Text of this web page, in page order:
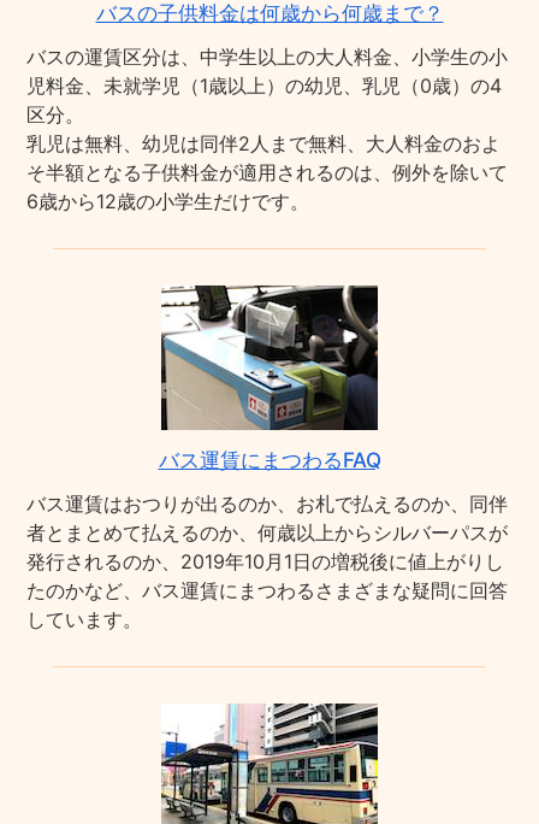
バスの子供料金は何歳から何歳まで？
バスの運賃区分は、中学生以上の大人料金、小学生の小
児料金、未就学児（1歳以上）の幼児、乳児（0歳）の4
区分。
乳児は無料、幼児は同伴2人まで無料、大人料金のおよ
そ半額となる子供料金が適用されるのは、例外を除いて
6歳から12歳の小学生だけです。
バス運賃にまつわるFAQ
バス運賃はおつりが出るのか、お札で払えるのか、同伴
者とまとめて払えるのか、何歳以上からシルバーパスが
発行されるのか、2019年10月1日の増税後に値上がりし
たのかなど、バス運賃にまつわるさまざまな疑問に回答
しています。